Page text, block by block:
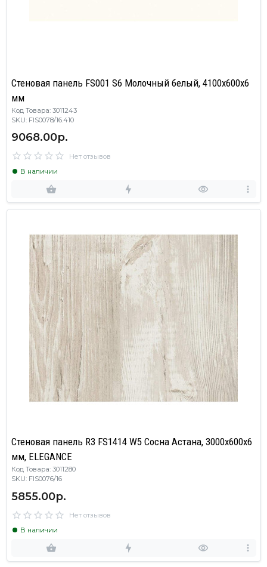
Стеновая панель FS001 S6 Молочный белый, 4100х600х6
мм
Код Товара: 3011243
SKU: FIS0078/16.410
9068.00р.
Нет отзывов
В наличии
Стеновая панель R3 FS1414 W5 Сосна Астана, 3000х600х6
мм, ELEGANCE
Код Товара: 3011280
SKU: FIS0076/16
5855.00р.
Нет отзывов
В наличии